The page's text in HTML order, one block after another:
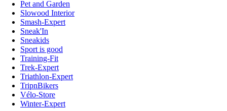
Pet and Garden
Slowood Interior
Smash-Expert
Sneak'In
Sneakids
Sport is good
Training-Fit
Trek-Expert
Triathlon-Expert
TripnBikers
Vélo-Store
Winter-Expert